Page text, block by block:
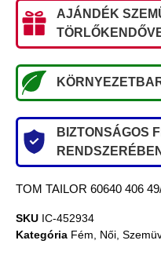
AJÁNDÉK
BIZTONSÁGOS
RENDSZERÉBEN
TOM TAILOR 60640 406
SKU IC-452934
Kategória Fém Női